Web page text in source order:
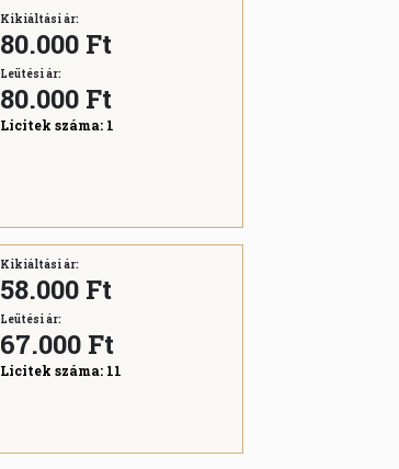
Kikiáltási ár:
80.000 Ft
Leütési ár:
80.000 Ft
Licitek száma: 1
Kikiáltási ár:
58.000 Ft
Leütési ár:
67.000 Ft
Licitek száma: 11